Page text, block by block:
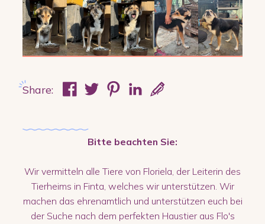
Share:
Bitte beachten Sie:
Wir vermitteln alle Tiere von Floriela, der Leiterin des
Tierheims in Finta, welches wir unterstützen. Wir
machen das ehrenamtlich und unterstützen euch bei
der Suche nach dem perfekten Haustier aus Flo's